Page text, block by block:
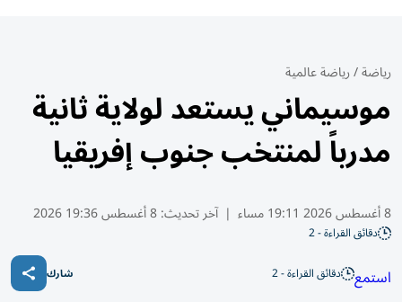
رياضة/رياضة عالمية
موسيماني يستعد لولاية ثانية
مدرباً لمنتخب جنوب إفريقيا
8 أغسطس 2026 19:11 مساء | آخر تحديث:8 أغسطس 19:36 2026
دقائق القراءة - 2
استمع دقائق القراءة - 2 شارك